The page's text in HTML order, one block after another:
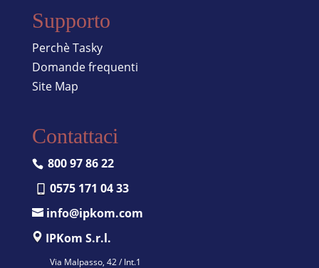
Supporto
Perchè Tasky
Domande frequenti
Site Map
Contattaci
800 97 86 22
0575 171 04 33
info@ipkom.com
IPKom S.r.l.
Via Malpasso, 42 / Int.1